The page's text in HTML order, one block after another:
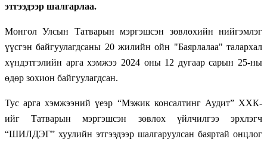
этгээдээр шалгарлаа.
Монгол Улсын Татварын мэргэшсэн зөвлөхийн нийгэмлэг
үүсгэн байгуулагдсаны 20 жилийн ойн "Баярлалаа" талархал
хүндэтгэлийн арга хэмжээ 2024 оны 12 дугаар сарын 25-ны
өдөр зохион байгуулагдсан.
Тус арга хэмжээний үеэр “Мэжик консалтинг Аудит” ХХК-
ийг Татварын мэргэшсэн зөвлөх үйлчилгээ эрхлэгч
“ШИЛДЭГ” хуулийн этгээдээр шалгаруулсан баяртай онцлог